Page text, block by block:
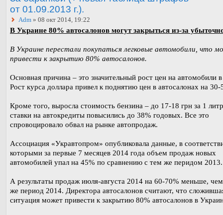
от 01.09.2013 г.).
Adm » 08 окт 2014, 19:22
В Украине 80% автосалонов могут закрыться из-за
В Украине перестали покупаться легковые автомобили, что
привести к закрытию 80% автосалонов.
Основная причина – это значительный рост цен на автомобили
Рост курса доллара привел к поднятию цен в автосалонах на 30-
Кроме того, выросла стоимость бензина – до 17-18 грн за 1
ставки на автокредиты повысились до 38% годовых. Все это
спровоцировало обвал на рынке автопродаж.
Ассоциация «Укравтопром» опубликовала данные, в
которыми за первые 7 месяцев 2014 года объем продаж новых
автомобилей упал на 45% по сравнению с тем же перидом 2013.
А результаты продаж июля-августа 2014 на 60-70% меньше,
же период 2014. Директора автосалонов считают, что
ситуация может привести к закрытию 80% автосалонов в